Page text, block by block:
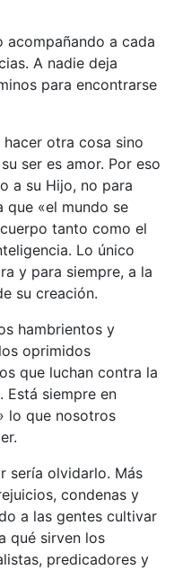
acompañando a cada
A nadie deja
para encontrarse
otra cosa sino
ser es amor. Por eso
a su Hijo, no para
que «el mundo se
tanto como el
Lo único
y para siempre, a la
su creación.
hambrientos y
oprimidos
que luchan contra la
Está siempre en
lo que nosotros
sería olvidarlo. Más
condenas y
a las gentes cultivar
qué sirven los
predicadores y